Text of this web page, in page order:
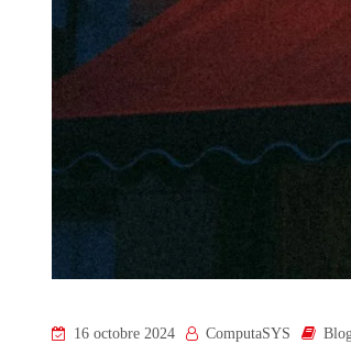
16 octobre 2024 ComputaSYS